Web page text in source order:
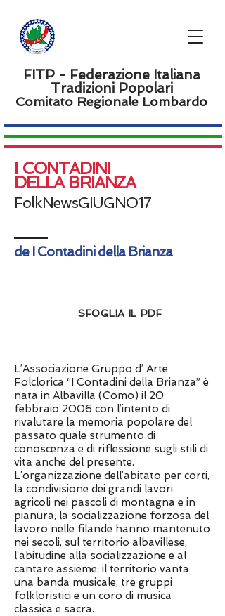
FITP - Federazione Italiana
Tradizioni Popolari
Comitato Regionale Lombardo
I CONTADINI
DELLA BRIANZA
FolkNewsGIUGNO17
de I Contadini della Brianza
SFOGLIA IL PDF
L’Associazione Gruppo d’ Arte
Folclorica “I Contadini della Brianza” è
nata in Albavilla (Como) il 20
febbraio 2006 con l’intento di
rivalutare la memoria popolare del
passato quale strumento di
conoscenza e di riflessione sugli stili di
vita anche del presente.
L’organizzazione dell’abitato per corti,
la condivisione dei grandi lavori
agricoli nei pascoli di montagna e in
pianura, la socializzazione forzosa del
lavoro nelle filande hanno mantenuto
nei secoli, sul territorio albavillese,
l’abitudine alla socializzazione e al
cantare assieme: il territorio vanta
una banda musicale, tre gruppi
folkloristici e un coro di musica
classica e sacra.